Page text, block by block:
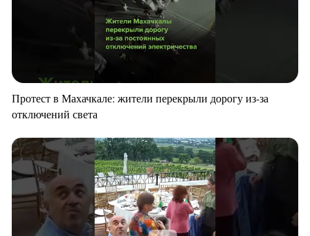
Протест в Махачкале: жители перекрыли дорогу из-за
отключений света